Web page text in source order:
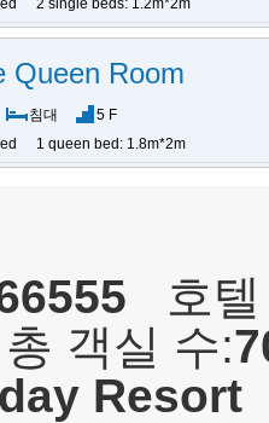
2 single beds: 1.2m*2m
Queen Room
침대
5 F
1 queen bed: 1.8m*2m
호
총 객실 수:
Resort